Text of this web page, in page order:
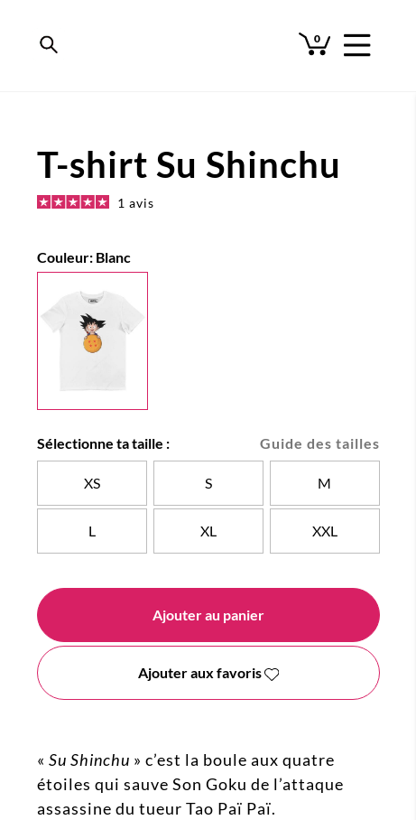
0
T-shirt Su Shinchu
1 avis
Couleur: Blanc
Guide des tailles
Sélectionne ta taille :
XS S M
L XL XXL
Ajouter au panier
Ajouter aux favoris
« Su Shinchu » c’est la boule aux quatre
étoiles qui sauve Son Goku de l’attaque
assassine du tueur Tao Paï Paï.